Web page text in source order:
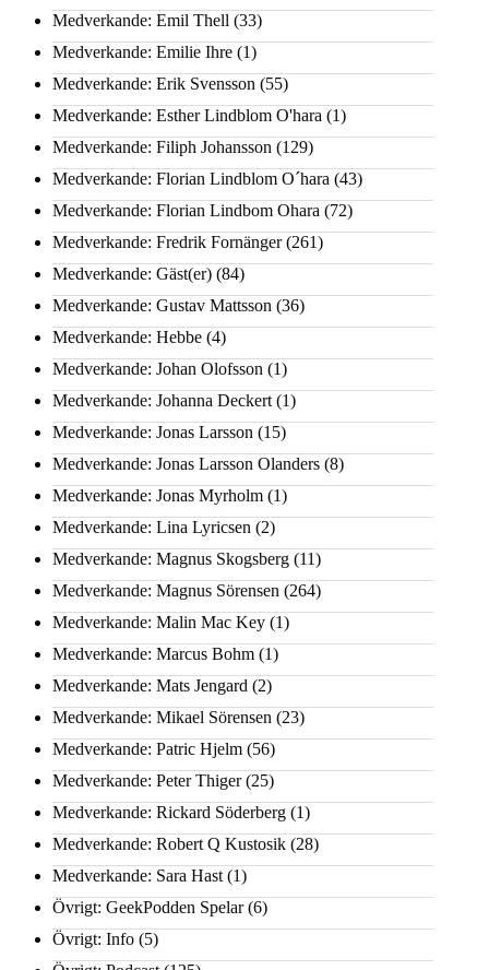
Medverkande: Emil Thell (33)
Medverkande: Emilie Ihre (1)
Medverkande: Erik Svensson (55)
Medverkande: Esther Lindblom O'hara (1)
Medverkande: Filiph Johansson (129)
Medverkande: Florian Lindblom O´hara (43)
Medverkande: Florian Lindbom Ohara (72)
Medverkande: Fredrik Fornänger(261)
Medverkande: Gäst(er) (84)
Medverkande: Gustav Mattsson (36)
Medverkande: Hebbe (4)
Medverkande: Johan Olofsson (1)
Medverkande: Johanna Deckert (1)
Medverkande: Jonas Larsson (15)
Medverkande: Jonas Larsson Olanders (8)
Medverkande: Jonas Myrholm (1)
Medverkande: Lina Lyricsen (2)
Medverkande: Magnus Skogsberg (11)
Medverkande: Magnus Sörensen (264)
Medverkande: Malin Mac Key (1)
Medverkande: Marcus Bohm (1)
Medverkande: Mats Jengard (2)
Medverkande: Mikael Sörensen (23)
Medverkande: Patric Hjelm (56)
Medverkande: Peter Thiger(25)
Medverkande: Rickard Söderberg (1)
Medverkande: Robert Q Kustosik (28)
Medverkande: Sara Hast (1)
Övrigt: GeekPodden Spelar(6)
Övrigt: Info (5)